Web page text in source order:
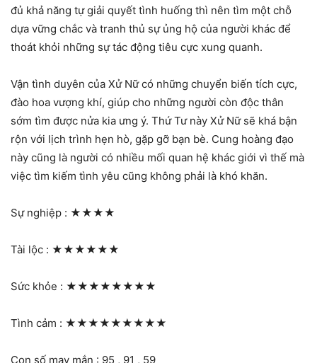
đủ khả năng tự giải quyết tình huống thì nên tìm một chỗ
dựa vững chắc và tranh thủ sự ủng hộ của người khác để
thoát khỏi những sự tác động tiêu cực xung quanh.
Vận tình duyên của Xử Nữ có những chuyển biến tích cực,
đào hoa vượng khí, giúp cho những người còn độc thân
sớm tìm được nửa kia ưng ý. Thứ Tư này Xử Nữ sẽ khá bận
rộn với lịch trình hẹn hò, gặp gỡ bạn bè. Cung hoàng đạo
này cũng là người có nhiều mối quan hệ khác giới vì thế mà
việc tìm kiếm tình yêu cũng không phải là khó khăn.
Sự nghiệp : ★★★★
Tài lộc : ★★★★★★
Sức khỏe : ★★★★★★★★
Tình cảm : ★★★★★★★★★
Con số may mắn : 95 , 91 , 59